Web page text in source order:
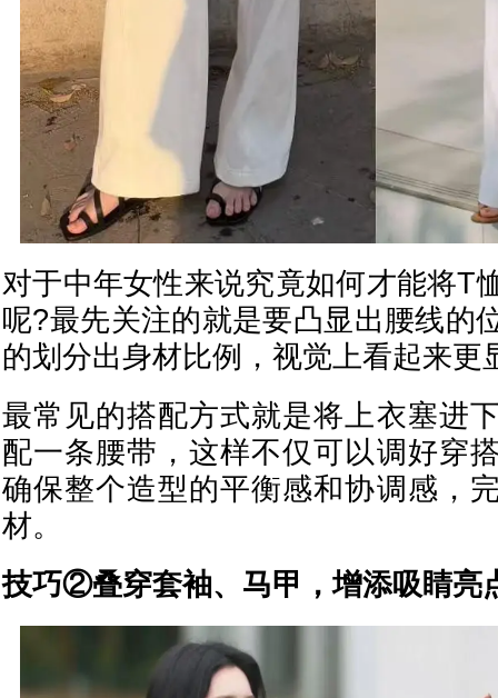
对于中年女性来说究竟如何才能将T
呢?最先关注的就是要凸显出腰线的
的划分出身材比例，视觉上看起来更
最常见的搭配方式就是将上衣塞进
配一条腰带，这样不仅可以调好穿
确保整个造型的平衡感和协调感，
材。
技巧②叠穿套袖、马甲，增添吸睛亮